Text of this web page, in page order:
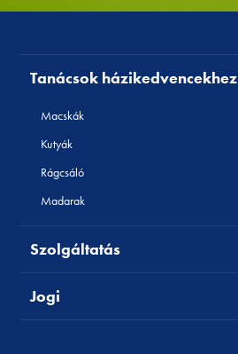
Tanácsok házikedvencekhez
Macskák
Kutyák
Rágcsáló
Madarak
Szolgáltatás
Jogi